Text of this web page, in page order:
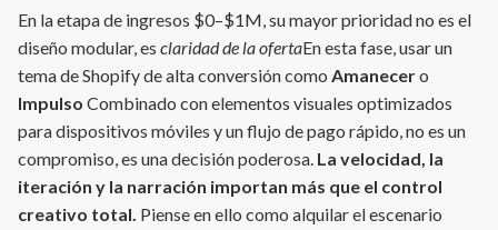
En la etapa de ingresos $0–$1M, su mayor prioridad no es el
diseño modular, es claridad de la ofertaEn esta fase, usar un
tema de Shopify de alta conversión como Amanecero
Impulso Combinado con elementos visuales optimizados
para dispositivos móviles y un flujo de pago rápido, no es un
compromiso, es una decisión poderosa. La velocidad, la
iteración y la narración importan más que el control
creativo total. Piense en ello como alquilar el escenario